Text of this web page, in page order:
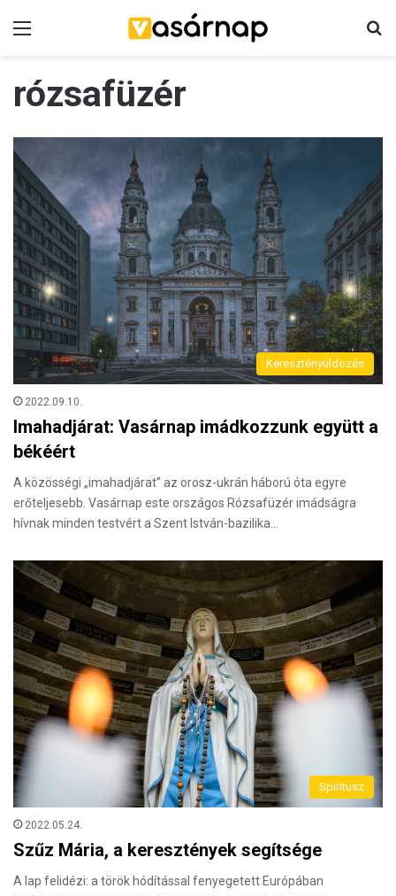
rózsafüzér
Keresztényüldözés
2022.09.10.
Imahadjárat: Vasárnap imádkozzunk együtt a
békéért
A közösségi „imahadjárat” az orosz-ukrán háború óta egyre
erőteljesebb. Vasárnap este országos Rózsafüzér imádságra
hívnak minden testvért a Szent István-bazilika…
Spiritusz
2022.05.24.
Szűz Mária, a keresztények segítsége
A lap felidézi: a török hódítással fenyegetett Európában